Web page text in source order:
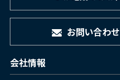
お問い合わ
会社情報